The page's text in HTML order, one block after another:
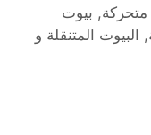
, بيوت
, ‫البيوت المتنقلة و